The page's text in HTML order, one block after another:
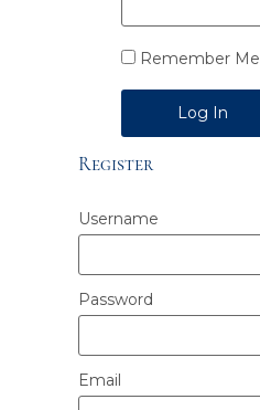
Remember Me
Alternative:
Register
Username
Password
Email